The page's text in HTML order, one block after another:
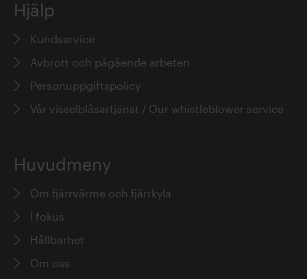
Hjälp
Kundservice
Avbrott och pågående arbeten
Personuppgiftspolicy
Vår visselblåsartjänst / Our whistleblower service
Huvudmeny
Om fjärrvärme och fjärrkyla
I fokus
Hållbarhet
Om oss